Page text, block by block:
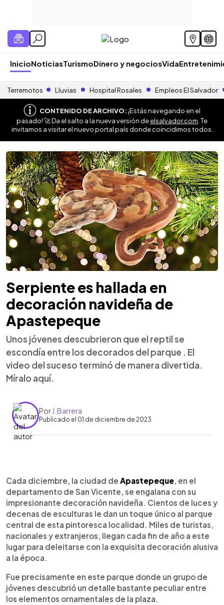
InicioNoticiasTurismoDinero y negociosVida
Terremotos Lluvias Hospital Rosales Empleos El Salvador
CONTENIDO DE ARCHIVO:¡Estás navegando en el
pasado! 🚀 Da el salto a la nueva versión deelsalvador.com . Te
invitamos a visitar el nuevo portal país donde coincidimos todos.
Serpiente es hallada en
decoración navideña de
Apastepeque
Unos jóvenes descubrieron que el reptil se
escondía entre los decorados del parque . El
video del suceso terminó de manera divertida.
Míralo aquí.
Por J. Barrera
Publicado el 01 de diciembre de 2023
► Escuchar artículo
Cada diciembre, la ciudad de Apastepeque , en el
departamento de San Vicente, se engalana con su
impresionante decoración navideña. Cientos de luces y
decenas de esculturas le dan un toque único al parque
central de esta pintoresca localidad. Miles de turistas,
nacionales y extranjeros, llegan cada fin de año a este
lugar para deleitarse con la exquisita decoración alusiva
a la época.
Fue precisamente en este parque donde un grupo de
jóvenes descubrió un detalle bastante peculiar entre
los elementos ornamentales de la plaza.